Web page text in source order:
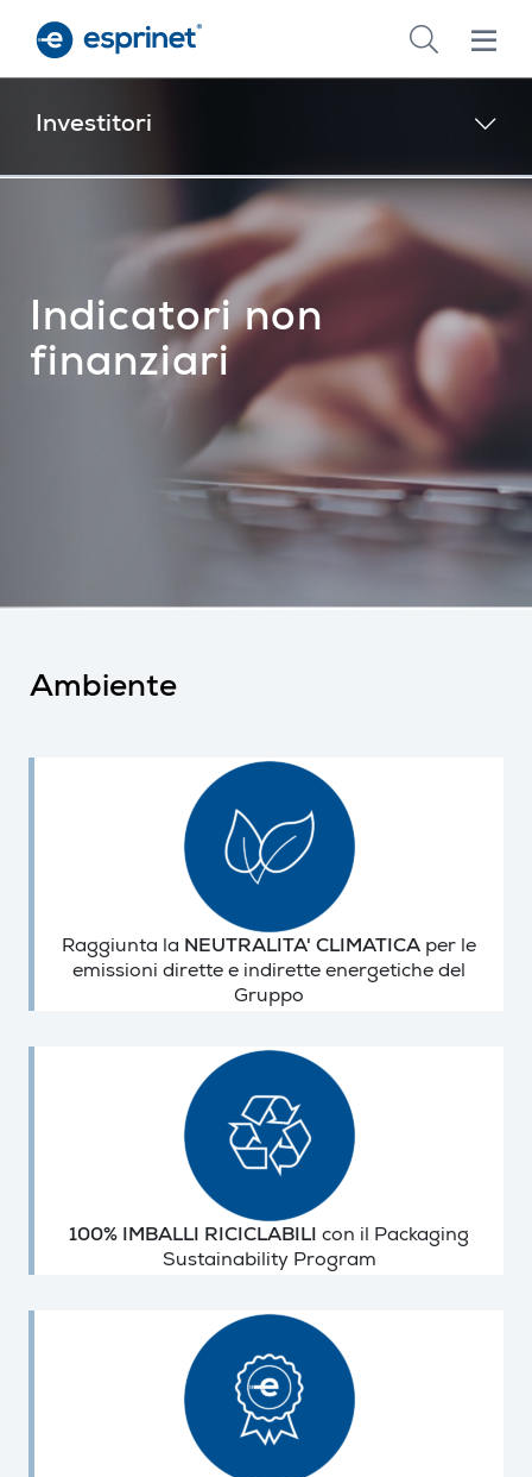
main
Indicatori non
finanziari
Investitori
Ambiente
Raggiunta la NEUTRALITA' CLIMATICA per le
emissioni dirette e indirette energetiche del
Gruppo
100% IMBALLI RICICLABILI con il Packaging
Sustainability Program